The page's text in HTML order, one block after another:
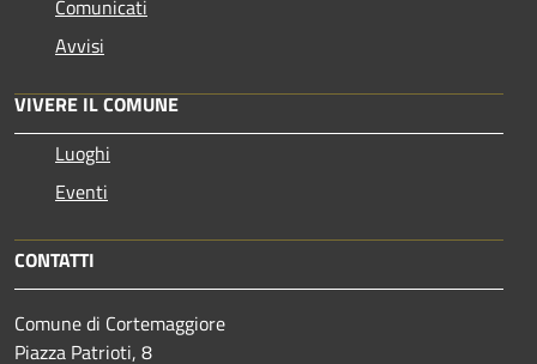
Comunicati
Avvisi
VIVERE IL COMUNE
Luoghi
Eventi
CONTATTI
Comune di Cortemaggiore
Piazza Patrioti, 8